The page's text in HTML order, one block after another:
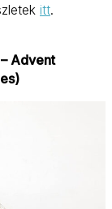
itt.
Advent